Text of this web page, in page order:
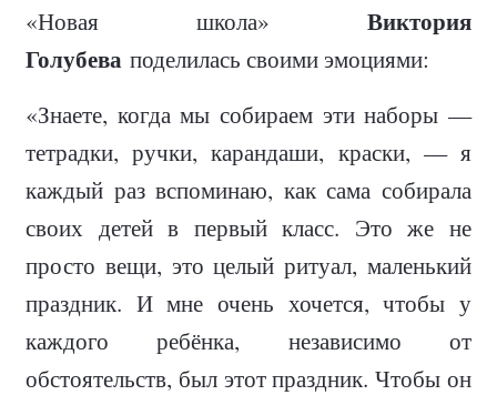
«Новая школа» Виктория
Голубева поделилась своими эмоциями:
«Знаете, когда мы собираем эти наборы —
тетрадки, ручки, карандаши, краски, — я
каждый раз вспоминаю, как сама собирала
своих детей в первый класс. Это же не
просто вещи, это целый ритуал, маленький
праздник. И мне очень хочется, чтобы у
каждого ребёнка, независимо от
обстоятельств, был этот праздник. Чтобы он